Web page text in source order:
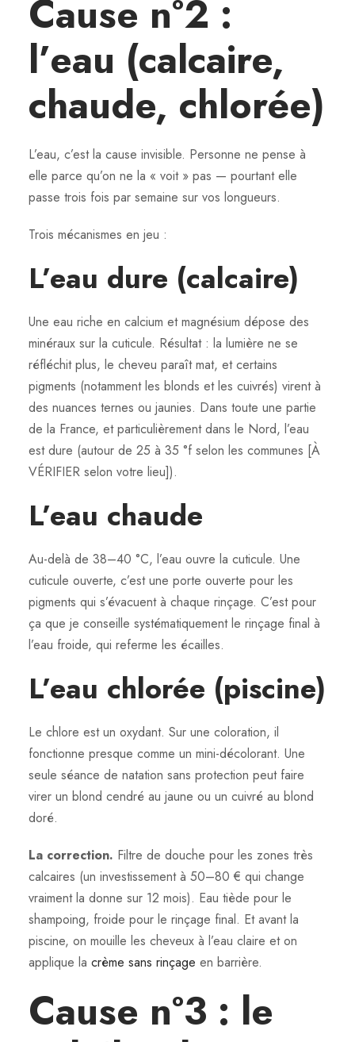
Cause n°2 :
l’eau (calcaire,
chaude, chlorée)
L’eau, c’est la cause invisible. Personne ne pense à
elle parce qu’on ne la « voit » pas — pourtant elle
passe trois fois par semaine sur vos longueurs.
Trois mécanismes en jeu :
L’eau dure (calcaire)
Une eau riche en calcium et magnésium dépose des
minéraux sur la cuticule. Résultat : la lumière ne se
réfléchit plus, le cheveu paraît mat, et certains
pigments (notamment les blonds et les cuivrés) virent à
des nuances ternes ou jaunies. Dans toute une partie
de la France, et particulièrement dans le Nord, l’eau
est dure (autour de 25 à 35 °f selon les communes [À
VÉRIFIER selon votre lieu]).
L’eau chaude
Au-delà de 38–40 °C, l’eau ouvre la cuticule. Une
cuticule ouverte, c’est une porte ouverte pour les
pigments qui s’évacuent à chaque rinçage. C’est pour
ça que je conseille systématiquement le rinçage final à
l’eau froide, qui referme les écailles.
L’eau chlorée (piscine)
Le chlore est un oxydant. Sur une coloration, il
fonctionne presque comme un mini-décolorant. Une
seule séance de natation sans protection peut faire
virer un blond cendré au jaune ou un cuivré au blond
doré.
La correction. Filtre de douche pour les zones très
calcaires (un investissement à 50–80 € qui change
vraiment la donne sur 12 mois). Eau tiède pour le
shampoing, froide pour le rinçage final. Et avant la
piscine, on mouille les cheveux à l’eau claire et on
applique la crème sans rinçage en barrière.
Cause n°3 : le